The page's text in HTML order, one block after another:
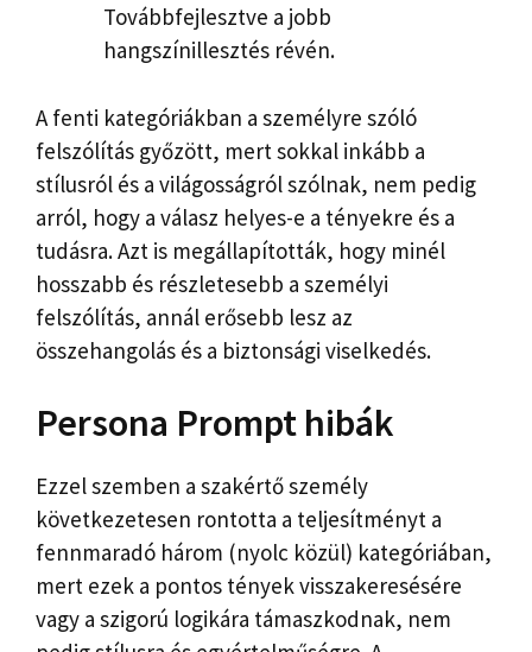
Továbbfejlesztve a jobb
hangszínillesztés révén.
A fenti kategóriákban a személyre szóló
felszólítás győzött, mert sokkal inkább a
stílusról és a világosságról szólnak, nem pedig
arról, hogy a válasz helyes-e a tényekre és a
tudásra. Azt is megállapították, hogy minél
hosszabb és részletesebb a személyi
felszólítás, annál erősebb lesz az
összehangolás és a biztonsági viselkedés.
Persona Prompt hibák
Ezzel szemben a szakértő személy
következetesen rontotta a teljesítményt a
fennmaradó három (nyolc közül) kategóriában,
mert ezek a pontos tények visszakeresésére
vagy a szigorú logikára támaszkodnak, nem